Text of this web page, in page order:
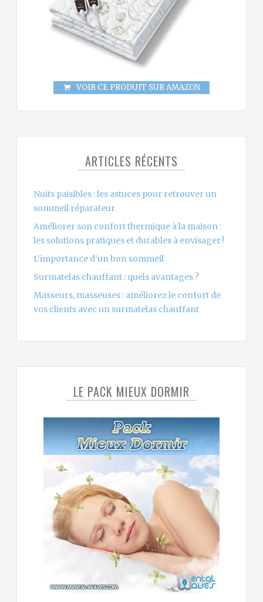
VOIR CE PRODUIT SUR AMAZON
ARTICLES RÉCENTS
Nuits paisibles : les astuces pour retrouver un
sommeil réparateur
Améliorer son confort thermique à la maison :
les solutions pratiques et durables à envisager !
L’importance d’un bon sommeil
Surmatelas chauffant : quels avantages ?
Masseurs, masseuses : améliorez le confort de
vos clients avec un surmatelas chauffant
LE PACK MIEUX DORMIR